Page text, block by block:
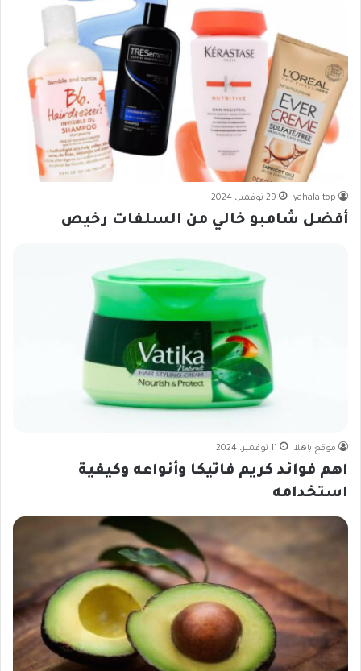
yahala top 29 نوفمبر، 2024
أفضل شامبو خالي من السلفات رخيص
موقع ياهلا 11 نوفمبر، 2024
اهم فوائد كريم فاتيكا وأنواعه وكيفية
استخدامه